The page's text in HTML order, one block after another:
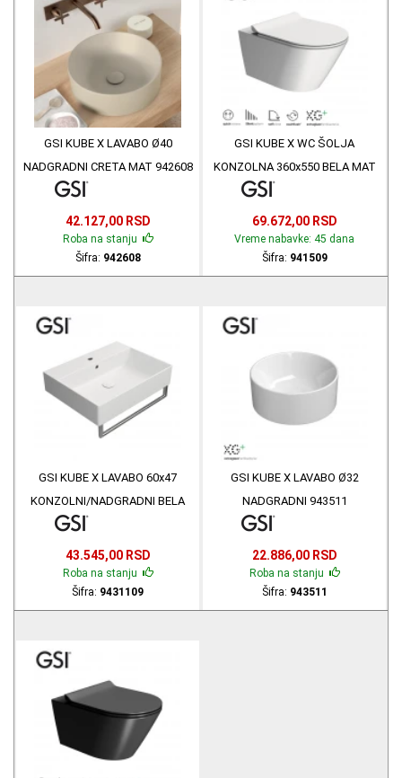
GSI KUBE X LAVABO Ø40
NADGRADNI CRETA MAT 942608
42.127,00 RSD
Roba na stanju
Šifra: 942608
GSI KUBE X WC ŠOLJA
KONZOLNA 360x550 BELA MAT
69.672,00 RSD
Vreme nabavke: 45 dana
Šifra: 941509
GSI KUBE X LAVABO 60x47
KONZOLNI/NADGRADNI BELA
MAT 9431109
43.545,00 RSD
Roba na stanju
Šifra: 9431109
GSI KUBE X LAVABO Ø32
NADGRADNI 943511
22.886,00 RSD
Roba na stanju
Šifra: 943511